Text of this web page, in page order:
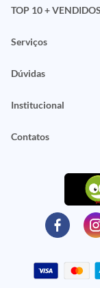
TOP 10 + VENDIDOS
Serviços
Dúvidas
Institucional
Contatos